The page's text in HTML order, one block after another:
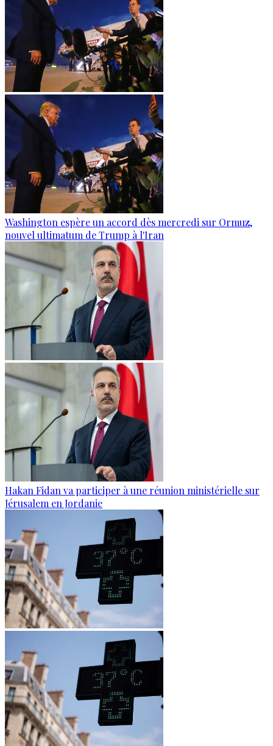
Washington espère un accord dès mercredi sur Ormuz,
nouvel ultimatum de Trump à l'Iran
Hakan Fidan va participer à une réunion ministérielle sur
Jérusalem en Jordanie